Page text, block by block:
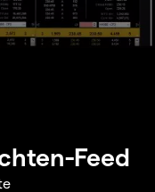
Feed